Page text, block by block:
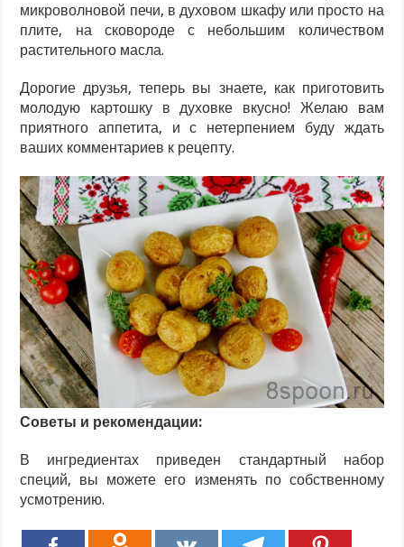
микроволновой печи, в духовом шкафу или просто на
плите, на сковороде с небольшим количеством
растительного масла.
Дорогие друзья, теперь вы знаете, как приготовить
молодую картошку в духовке вкусно! Желаю вам
приятного аппетита, и с нетерпением буду ждать
ваших комментариев к рецепту.
Советы и рекомендации:
В ингредиентах приведен стандартный набор
специй, вы можете его изменять по собственному
усмотрению.